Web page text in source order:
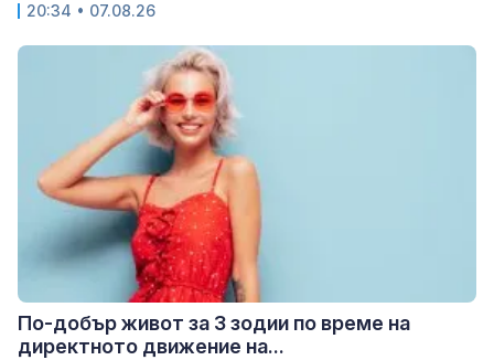
20:34 • 07.08.26
По-добър живот за 3 зодии по време на
директното движение на...